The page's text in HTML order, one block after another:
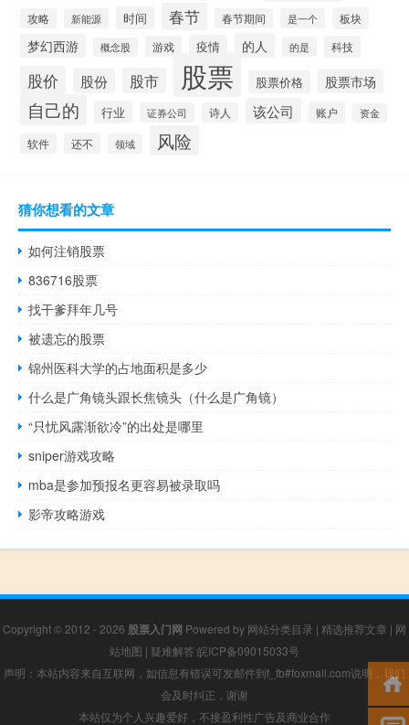
攻略 新能源 时间 春节 春节期间 是一个 板块
梦幻西游 概念股 游戏 疫情 的人 的是 科技
股价 股份 股市 股票 股票价格 股票市场
自己的 行业 证券公司 诗人 该公司 账户 资金
软件 还不 领域 风险
猜你想看的文章
如何注销股票
836716股票
找干爹拜年几号
被遗忘的股票
锦州医科大学的占地面积是多少
什么是广角镜头跟长焦镜头（什么是广角镜）
“只忧风露渐欲冷”的出处是哪里
sniper游戏攻略
mba是参加预报名更容易被录取吗
影帝攻略游戏
Copyright © 2012 - 2026 股票入门网 Powered by 网站分类目录 | 精选推荐文章 | 网
站地图 | 疑难解答 皖ICP备09015033号
声明：本站内容来自互联网，如信息有错误可发邮件到f_fb#foxmail.com说明，我们
会及时纠正，谢谢
本站仅为个人兴趣爱好，不接盈利性广告及商业合作